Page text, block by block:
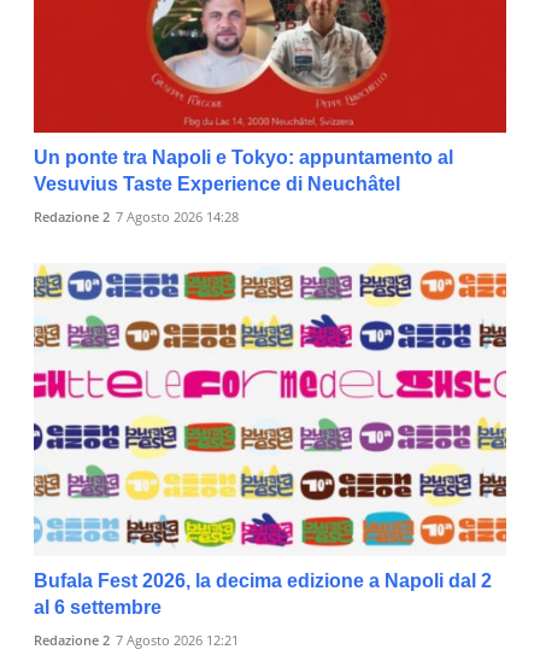
Un ponte tra Napoli e Tokyo: appuntamento al
Vesuvius Taste Experience di Neuchâtel
Redazione 2 7 Agosto 2026 14:28
Bufala Fest 2026, la decima edizione a Napoli dal 2
al 6 settembre
Redazione 2 7 Agosto 2026 12:21